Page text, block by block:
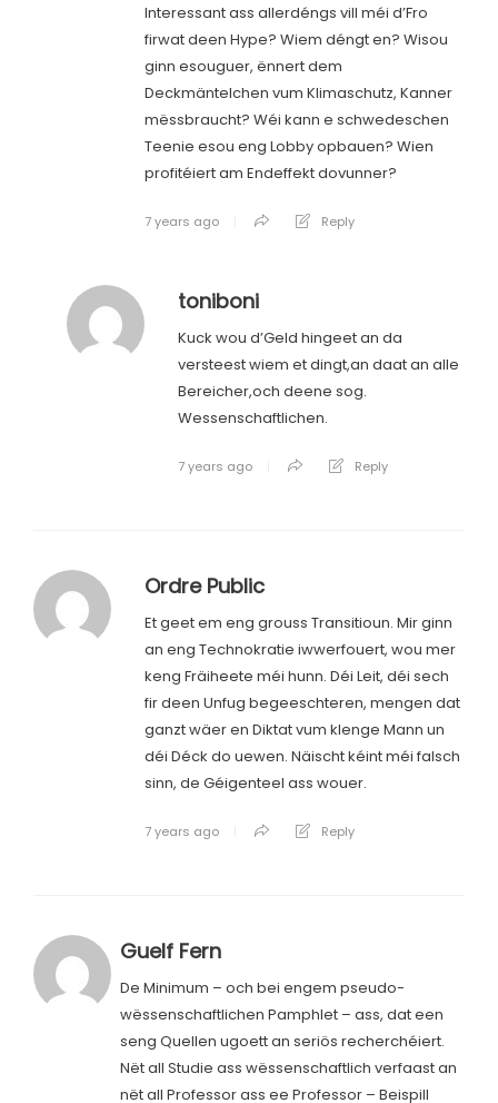
Interessant ass allerdéngs vill méi d’Fro
firwat deen Hype? Wiem déngt en? Wisou
ginn esouguer, ënnert dem
Deckmäntelchen vum Klimaschutz, Kanner
mëssbraucht? Wéi kann e schwedeschen
Teenie esou eng Lobby opbauen? Wien
profitéiert am Endeffekt dovunner?
7 years ago Reply
toniboni
Kuck wou d’Geld hingeet an da
versteest wiem et dingt,an daat an alle
Bereicher,och deene sog.
Wessenschaftlichen.
7 years ago Reply
Ordre Public
Et geet em eng grouss Transitioun. Mir ginn
an eng Technokratie iwwerfouert, wou mer
keng Fräiheete méi hunn. Déi Leit, déi sech
fir deen Unfug begeeschteren, mengen dat
ganzt wäer en Diktat vum klenge Mann un
déi Déck do uewen. Näischt kéint méi falsch
sinn, de Géigenteel ass wouer.
7 years ago Reply
Guelf Fern
De Minimum – och bei engem pseudo-
wëssenschaftlichen Pamphlet – ass, dat een
seng Quellen ugoett an seriös recherchéiert.
Nët all Studie ass wëssenschaftlich verfaast an
nët all Professor ass ee Professor – Beispill